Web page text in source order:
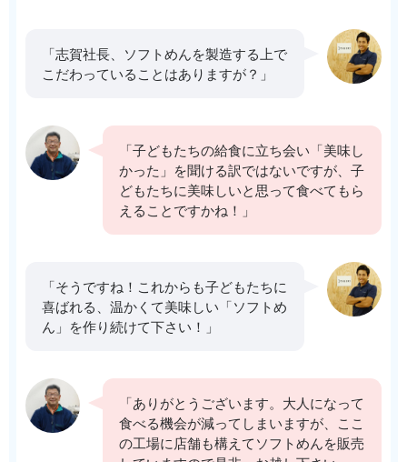
「志賀社長、ソフトめんを製造する上で
こだわっていることはありますが？」
「子どもたちの給食に立ち会い「美味し
かった」を聞ける訳ではないですが、子
どもたちに美味しいと思って食べてもら
えることですかね！」
「そうですね！これからも子どもたちに
喜ばれる、温かくて美味しい「ソフトめ
ん」を作り続けて下さい！」
「ありがとうございます。大人になって
食べる機会が減ってしまいますが、ここ
の工場に店舗も構えてソフトめんを販売